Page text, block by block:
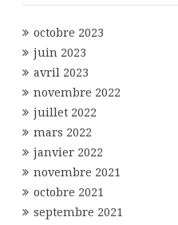
octobre 2023
juin 2023
avril 2023
novembre 2022
juillet 2022
mars 2022
janvier 2022
novembre 2021
octobre 2021
septembre 2021